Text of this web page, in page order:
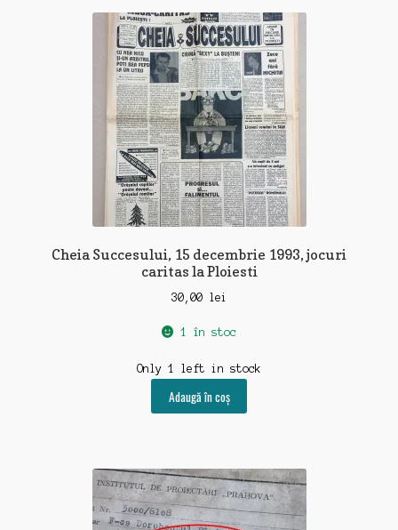
Cheia Succesului, 15 decembrie 1993, jocuri
caritas la Ploiesti
30,00 lei
1 în stoc
Only 1 left in stock
Adaugă în coș